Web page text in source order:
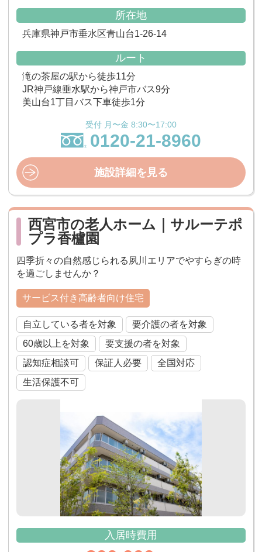
所在地
兵庫県神戸市垂水区青山台1-26-14
ルート
滝の茶屋の駅から徒歩11分
JR神戸線垂水駅から神戸市バス9分
美山台1丁目バス下車徒歩1分
受付 月〜金 8:30〜17:00
0120-21-8960
施設詳細を見る
西宮市の老人ホーム｜サルーテポ
プラ香櫨園
四季折々の自然感じられる夙川エリアでやすらぎの時
を過ごしませんか？
サービス付き高齢者向け住宅
自立している者を対象
要介護の者を対象
60歳以上を対象
要支援の者を対象
認知症相談可
保証人必要
全国対応
生活保護不可
入居時費用